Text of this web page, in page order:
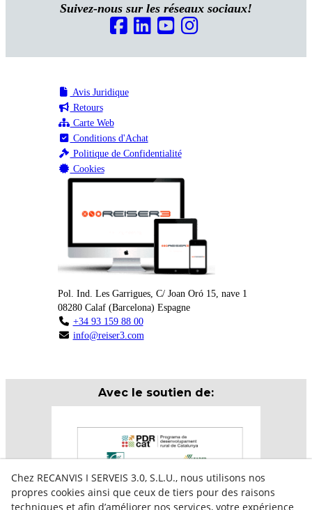
Suivez-nous sur les réseaux sociaux!
Avis Juridique
Retours
Carte Web
Conditions d'Achat
Politique de Confidentialité
Cookies
Pol. Ind. Les Garrigues, C/ Joan Oró 15, nave 1
08280 Calaf (Barcelona) Espagne
+34 93 159 88 00
info@reiser3.com
Avec le soutien de:
Chez RECANVIS I SERVEIS 3.0, S.L.U., nous utilisons nos
propres cookies ainsi que ceux de tiers pour des raisons
techniques et afin d’améliorer nos services, votre expérience